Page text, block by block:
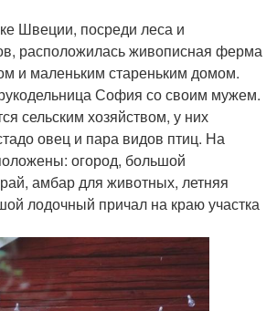
Швеции, посреди леса и
расположилась живописная ферма
и маленьким стареньким домом.
София со своим мужем.
сельским хозяйством, у них
овец и пара видов птиц. На
огород, большой
амбар для животных, летняя
лодочный причал на краю участка